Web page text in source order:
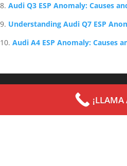
Audi Q3 ESP Anomaly: Causes
Understanding Audi Q7 ESP
Audi A4 ESP Anomaly: Causes
Archives